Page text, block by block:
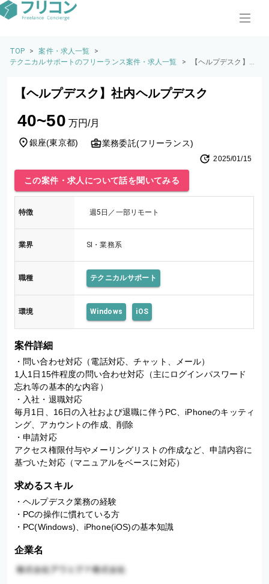
TOP > 案件・求人一覧
>
テクニカルサポートのフリーランス案件・求人一覧
>
【ヘルプデスク】社
【ヘルプデスク】社内ヘルプデスク
40~50 万円/月
銀座(東京都) 業務委託(フリーランス)
2025/01/15
この案件・求人について話を聞いてみる
特徴 週5日／一部リモート
業界 SI・業務系
職種 テクニカルサポート
環境 Windows iOS
案件詳細
・問い合わせ対応（電話対応、チャット、メール）
1人1日15件程度の問い合わせ対応（主にログインパスワード
忘れ等の基本的な内容）
・入社・退職対応
毎月1日、16日の入社および退職に伴うPC、iPhoneのキッティ
ング、アカウントの作成、削除
・申請対応
アクセス権限付与やメーリングリストの作成など、申請内容に
基づいた対応（マニュアルをベースに対応）
求めるスキル
・ヘルプデスク業務の経験
・PCの操作に慣れている方
・PC(Windows)、iPhone(iOS)の基本知識
企業名